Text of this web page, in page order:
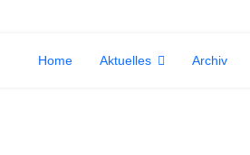
Home Aktuelles Archiv